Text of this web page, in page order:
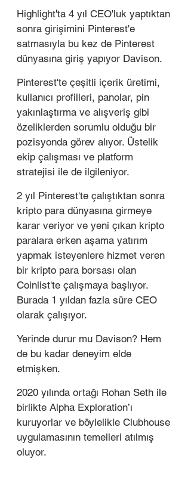
Highlight'ta 4 yıl CEO'luk yaptıktan
sonra girişimini Pinterest'e
satmasıyla bu kez de Pinterest
dünyasına giriş yapıyor Davison.
Pinterest'te çeşitli içerik üretimi,
kullanıcı profilleri, panolar, pin
yakınlaştırma ve alışveriş gibi
özeliklerden sorumlu olduğu bir
pozisyonda görev alıyor. Üstelik
ekip çalışması ve platform
stratejisi ile de ilgileniyor.
2 yıl Pinterest'te çalıştıktan sonra
kripto para dünyasına girmeye
karar veriyor ve yeni çıkan kripto
paralara erken aşama yatırım
yapmak isteyenlere hizmet veren
bir kripto para borsası olan
Coinlist'te çalışmaya başlıyor.
Burada 1 yıldan fazla süre CEO
olarak çalışıyor.
Yerinde durur mu Davison? Hem
de bu kadar deneyim elde
etmişken.
2020 yılında ortağı Rohan Seth ile
birlikte Alpha Exploration’ı
kuruyorlar ve böylelikle Clubhouse
uygulamasının temelleri atılmış
oluyor.